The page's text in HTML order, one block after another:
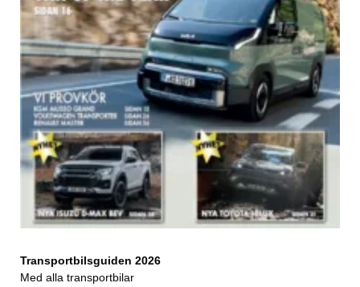
Transportbilsguiden 2026
Med alla transportbilar